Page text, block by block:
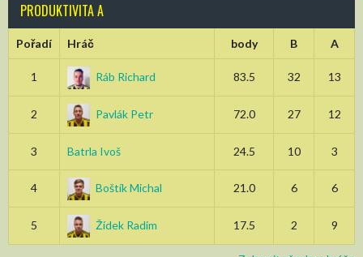
PRODUKTIVITA A
Pořadí Hráč body B A
1 Ráb Richard 83.5 32 13
2 Pavlák Petr 72.0 27 12
3 Batrla Ivoš 24.5 10 3
4 Boštík Michal 21.0 6 6
5 Žídek Radim 17.5 2 9